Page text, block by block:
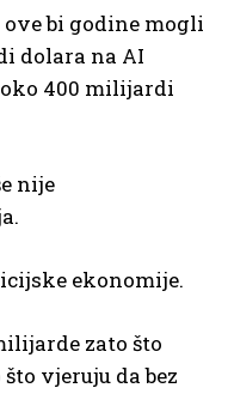
bi godine mogli
dolara na AI
400 milijardi
nije
ekonomije.
zato što
vjeruju da bez